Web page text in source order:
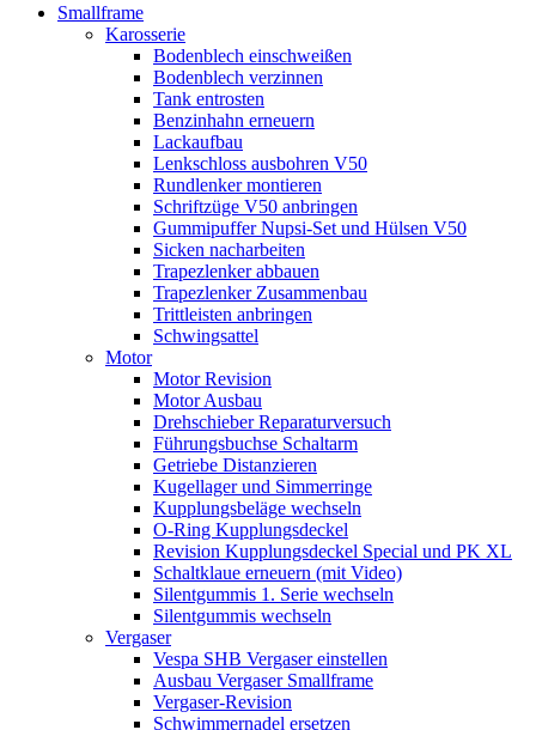
Smallframe
Karosserie
Bodenblech einschweißen
Bodenblech verzinnen
Tank entrosten
Benzinhahn erneuern
Lackaufbau
Lenkschloss ausbohren V50
Rundlenker montieren
Schriftzüge V50 anbringen
Gummipuffer Nupsi-Set und Hülsen V50
Sicken nacharbeiten
Trapezlenker abbauen
Trapezlenker Zusammenbau
Trittleisten anbringen
Schwingsattel
Motor
Motor Revision
Motor Ausbau
Drehschieber Reparaturversuch
Führungsbuchse Schaltarm
Getriebe Distanzieren
Kugellager und Simmerringe
Kupplungsbeläge wechseln
O-Ring Kupplungsdeckel
Revision Kupplungsdeckel Special und PK XL
Schaltklaue erneuern (mit Video)
Silentgummis 1. Serie wechseln
Silentgummis wechseln
Vergaser
Vespa SHB Vergaser einstellen
Ausbau Vergaser Smallframe
Vergaser-Revision
Schwimmernadel ersetzen